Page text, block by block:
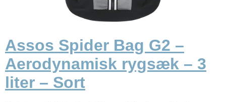
Assos Spider Bag G2 –
Aerodynamisk rygsæk – 3
liter – Sort